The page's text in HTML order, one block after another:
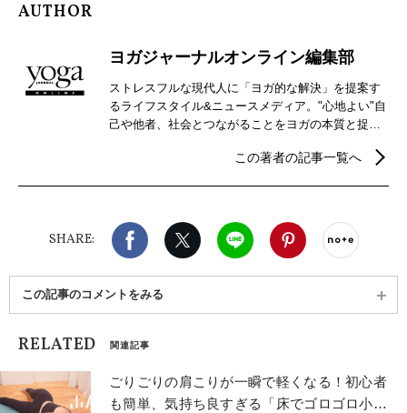
AUTHOR
ヨガジャーナルオンライン編集部
ストレスフルな現代人に「ヨガ的な解決」を提案す
るライフスタイル&ニュースメディア。"心地よい"自
己や他者、社会とつながることをヨガの本質と捉
などウェルビーイングを実現するための情報を発
この著者の記事一覧へ
SHARE:
Facebook X（旧twitter）
LINE Pinterest
この記事のコメントをみる
RELATED 関連記事
ごりごりの肩こりが一瞬で軽くなる！初心者
も簡単、気持ち良すぎる「床でゴロゴロ小胸